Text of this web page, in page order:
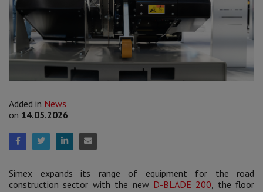
Added in News
on 14.05.2026
Simex expands its range of equipment for the road
construction sector with the new D-BLADE 200 , the floor